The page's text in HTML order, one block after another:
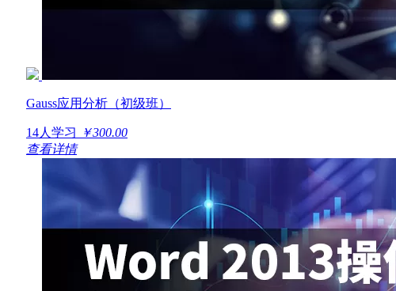
Gauss应用分析（初级班）
14人学习
￥300.00
查看详情